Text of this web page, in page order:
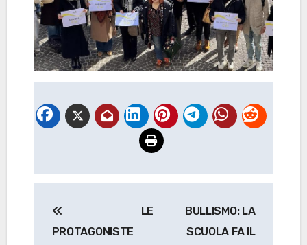
articoli
LE
PROTAGONISTE
BULLISMO: LA
SCUOLA FA IL